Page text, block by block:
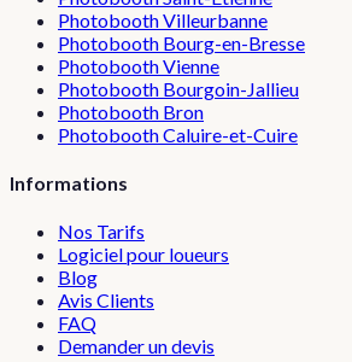
PhotoboothVilleurbanne
Photobooth Bourg-en-Bresse
PhotoboothVienne
Photobooth Bourgoin-Jallieu
Photobooth Bron
PhotoboothCaluire-et-Cuire
Informations
Nos Tarifs
Logiciel pour loueurs
Blog
Avis Clients
FAQ
Demander un devis